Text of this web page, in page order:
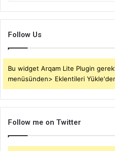
Follow Us
Bu widget Arqam Lite Plugin
menüsünden> Eklentileri
Follow me on Twitter